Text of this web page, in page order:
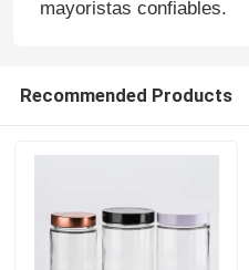
Botellas de vidrio
tarros de cristal
Capa de botella del frasco
mayoristas confiables.
Recommended Products